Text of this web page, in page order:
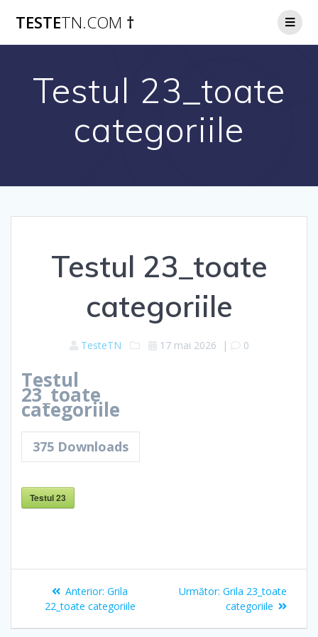
TESTETN.COM †
Testul 23_toate
categoriile
Testul 23_toate
categoriile
TesteTN 17 mai 2026 | 0
Testul
23_toate
categoriile
375 Downloads
Testul 23
Navigare
Anterior: Articolul
anterior:
Grila
22_toate categoriile
Următor: Articolul
următor:
Grila 23_toate
categoriile